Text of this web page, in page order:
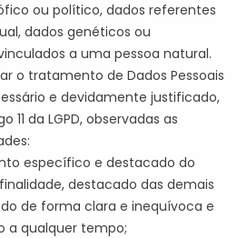
ou político, dados referentes
dados genéticos ou
a uma pessoa natural.
o tratamento de Dados Pessoais
e devidamente justificado,
11 da LGPD, observadas as
:
específico e destacado do
destacado das demais
de forma clara e inequívoca e
a qualquer tempo;